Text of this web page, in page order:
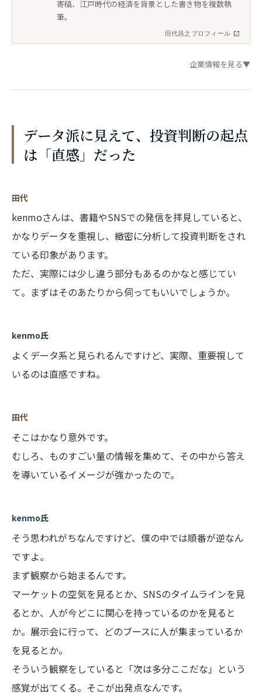
寄稿、江戸時代の経済を背景とした書き物を複数執
筆。
田代昌之プロフィール
企業情報を見る▼
データ派に見えて、投資判断の起点
は「直感」だった
田代
kenmoさんは、書籍やSNSでの発信を拝見していると、
かなりデータを重視し、緻密に分析して投資判断をされ
ている印象があります。
ただ、実際には少し違う部分もあるのかなと感じてい
て。まずはそのあたりから伺ってもいいでしょうか。
kenmo氏
よくデータ系と見られるんですけど、実際、重要視して
いるのは直感ですね。
田代
そこはかなり意外です。
むしろ、ものすごい量の情報を集めて、その中から答え
を導いているイメージが強かったので。
kenmo氏
そう思われがちなんですけど、僕の中では順番が逆なん
ですよ。
まず観察から始まるんです。
マーケットの空気を見るとか、SNSのタイムラインを見
るとか、人が今どこに関心を持っているのかを見ると
か。展示会に行って、どのブースに人が集まっているか
を見るとか。
そういう観察をしていると「次は多分ここだな」という
感覚が出てくる。そこが出発点なんです。